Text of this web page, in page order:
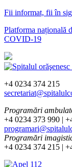
Fii informat, fii în
Platforma națională
COVID-19
+4 0234 374 215
Programări
+4 0234 373 990 |
Programări
+4 0234 374 215 |